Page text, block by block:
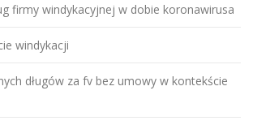
firmy windykacyjnej w dobie koronawirusa
windykacji
długów za fv bez umowy w kontekście